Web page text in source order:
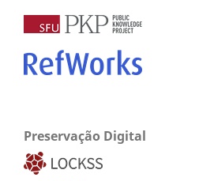
Preservação Digital